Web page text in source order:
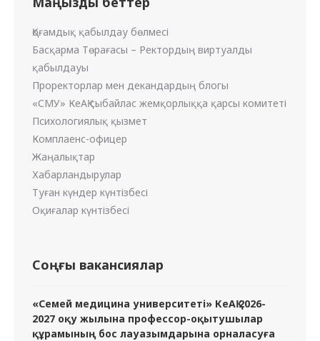
Қоғамдық қабылдау бөлмесі
Басқарма Төрағасы – Ректордың виртуалды
қабылдауы
Проректорлар мен декандардың блогы
«СМУ» КеАҚ сыбайлас жемқорлыққа қарсы комитеті
Психологиялық қызмет
Комплаенс-офицер
Жаңалықтар
Хабарландырулар
Туған күндер күнтізбесі
Оқиғалар күнтізбесі
Соңғы вакансиялар
«Семей медицина университеті» КеАҚ 2026-
2027 оқу жылына профессор-оқытушылар
құрамының бос лауазымдарына орналасуға